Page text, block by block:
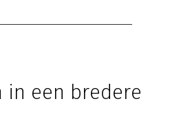
in een bredere